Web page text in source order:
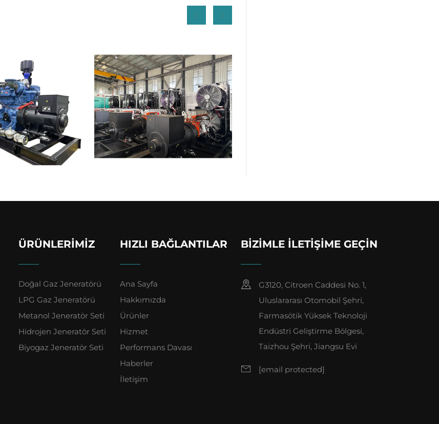
ÜRÜNLERIMIZ
Doğal Gaz Jeneratörü
LPG Gaz Jeneratörü
Metanol Jeneratör Seti
Hidrojen Jeneratör Seti
Biyogaz Jeneratör Seti
HIZLI BAĞLANTILAR
Ana Sayfa
Hakkımızda
Ürünler
Hizmet
Performans Davası
Haberler
İletişim
BIZIMLE İLETIŞIME GEÇIN
G3120, Citroen Caddesi No. 1,
Uluslararası Otomobil Şehri,
Farmasötik Yüksek Teknoloji
Endüstri Geliştirme Bölgesi,
Taizhou Şehri, Jiangsu Evi
[email protected]